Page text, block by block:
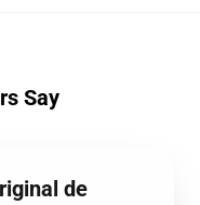
Say
de